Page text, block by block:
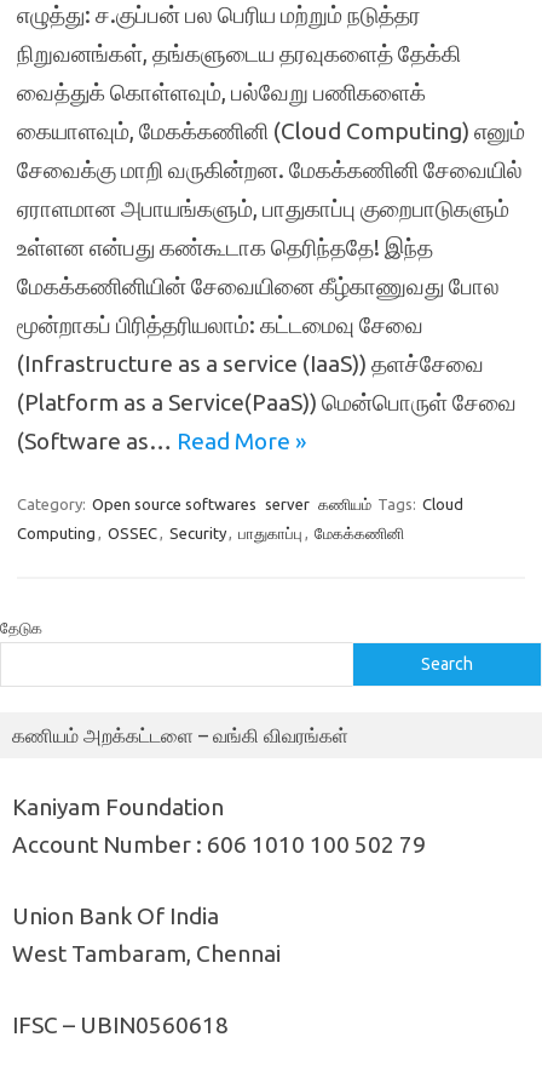
எழுத்து: ச.குப்பன் பல பெரிய மற்றும் நடுத்தர
நிறுவனங்கள், தங்களுடைய தரவுகளைத் தேக்கி
வைத்துக் கொள்ளவும், பல்வேறு பணிகளைக்
கையாளவும், மேகக்கணினி (Cloud Computing) எனும்
சேவைக்கு மாறி வருகின்றன. மேகக்கணினி சேவையில்
ஏராளமான அபாயங்களும், பாதுகாப்பு குறைபாடுகளும்
உள்ளன என்பது கண்கூடாக தெரிந்ததே! இந்த
மேகக்கணினியின் சேவையினை கீழ்காணுவது போல
மூன்றாகப் பிரித்தரியலாம்: கட்டமைவு சேவை
(Infrastructure as a service (IaaS)) தளச்சேவை
(Platform as a Service(PaaS)) மென்பொருள் சேவை
(Software as… Read More »
Category: Open source softwares server கணியம் Tags: Cloud
Computing , OSSEC, Security, பாதுகாப்பு , மேகக்கணினி
தேடுக
Search
கணியம் அறக்கட்டளை – வங்கி விவரங்கள்
Kaniyam Foundation
Account Number : 606 1010 100 502 79
Union Bank Of India
West Tambaram, Chennai
IFSC – UBIN0560618